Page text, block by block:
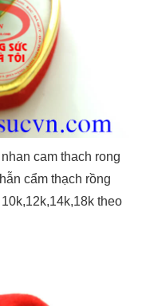
cam thach rong
cẩm thạch rồng
theo